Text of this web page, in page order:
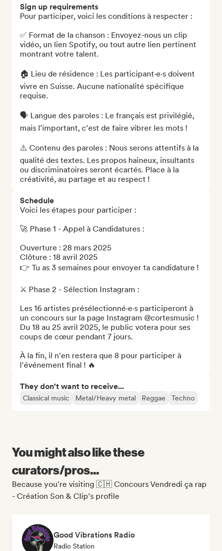
Sign up requirements
Pour participer, voici les conditions à respecter :
✅ Format de la chanson : Envoyez-nous un clip
vidéo, un lien Spotify, ou tout autre lien pertinent
montrant votre talent.
🏠 Lieu de résidence : Les participant·e·s doivent
vivre en Suisse. Aucune nationalité spécifique
requise.
🗣️ Langue des paroles : Le français est privilégié,
mais l'important, c'est de faire vibrer les mots !
⚠️ Contenu des paroles : Nous serons attentifs à la
qualité des textes. Les propos haineux, insultants
ou discriminatoires seront écartés. Place à la
créativité, au partage et au respect !
Schedule
Voici les étapes pour participer :
🚀 Phase 1 - Appel à Candidatures :
Ouverture : 28 mars 2025
Clôture : 18 avril 2025
👉 Tu as 3 semaines pour envoyer ta candidature !
⚔️ Phase 2 - Sélection Instagram :
Les 16 artistes présélectionné·e·s participeront à
un concours sur la page Instagram @cortesmusic !
Du 18 au 25 avril 2025, le public votera pour ses
coups de cœur pendant 7 jours.
À la fin, il n'en restera que 8 pour participer à
l'événement final ! 🔥
They don't want to receive...
Classical music Metal/Heavy metal Reggae Techno
You might also like these
curators/pros...
Because you're visiting 🇨🇭 Concours Vendredi ça rap
- Création Son & Clip's profile
Good Vibrations Radio
Radio Station